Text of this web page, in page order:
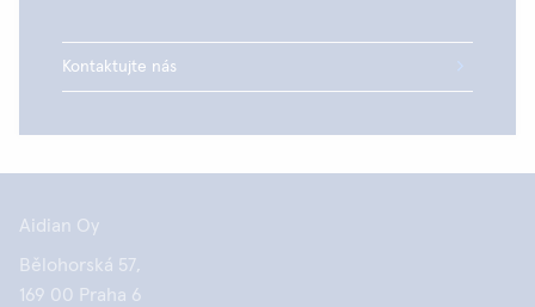
Kontaktujte nás
Aidian Oy
Bělohorská 57,
169 00 Praha 6